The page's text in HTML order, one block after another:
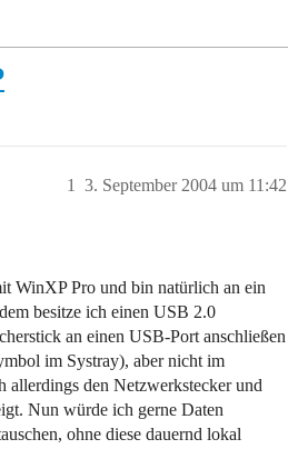
3. September 2004 um 11:42
1
WinXP Pro und bin natürlich an ein
besitze ich einen USB 2.0
an einen USB-Port anschließen
im Systray), aber nicht im
allerdings den Netzwerkstecker und
Nun würde ich gerne Daten
ohne diese dauernd lokal